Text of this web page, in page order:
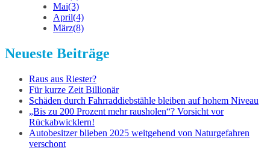
Mai(3)
April(4)
März(8)
Neueste Beiträge
Raus aus Riester?
Für kurze Zeit Billionär
Schäden durch Fahrraddiebstähle bleiben auf hohem Niveau
„Bis zu 200 Prozent mehr rausholen“? Vorsicht vor
Rückabwicklern!
Autobesitzer blieben 2025 weitgehend von Naturgefahren
verschont